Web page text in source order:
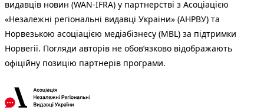
видавців новин (WAN-IFRA) у партнерстві з Асоціацією
«Незалежні регіональні видавці України» (АНРВУ) та
Норвезькою асоціацією медіабізнесу (MBL) за підтримки
Норвегії. Погляди авторів не обов’язково відображають
офіційну позицію партнерів програми.